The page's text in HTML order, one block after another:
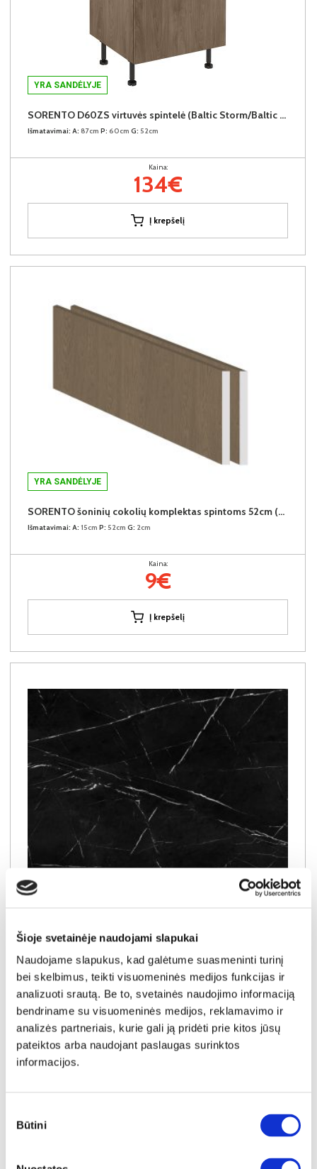
Šioje svetainėje naudojami slapukai
Naudojame slapukus, kad galėtume suasmeninti turinį
bei skelbimus, teikti visuomeninės medijos funkcijas ir
analizuoti srautą. Be to, svetainės naudojimo informaciją
bendriname su visuomeninės medijos, reklamavimo ir
analizės partneriais, kurie gali ją pridėti prie kitos jūsų
pateiktos arba naudojant paslaugas surinktos
informacijos.
pasirinkimas
Būtini
YRA SANDĖLYJE
SORENTO D60ZS virtuvės spintelė (Baltic Storm/Baltic Storm)
Išmatavimai: A: 87cm P: 60cm G: 52cm
Kaina:
134€
Į krepšelį
YRA SANDĖLYJE
SORENTO šoninių cokolių komplektas spintoms 52cm (2vnt.) (Baltic Storm)
Išmatavimai: A: 15cm P: 52cm G: 2cm
Kaina:
9€
Į krepšelį
Kaina taikyta laikotarpiu
2026-06-30 iki 2026-07-29
0.6€
Pritaikyta nuolaida
- 0.1€
0.5€